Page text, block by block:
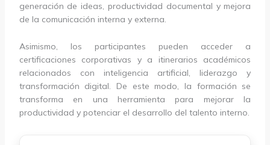
generación de ideas, productividad documental y mejora
de la comunicación interna y externa.
Asimismo, los participantes pueden acceder a
certificaciones corporativas y a itinerarios académicos
relacionados con inteligencia artificial, liderazgo y
transformación digital. De este modo, la formación se
transforma en una herramienta para mejorar la
productividad y potenciar el desarrollo del talento interno.